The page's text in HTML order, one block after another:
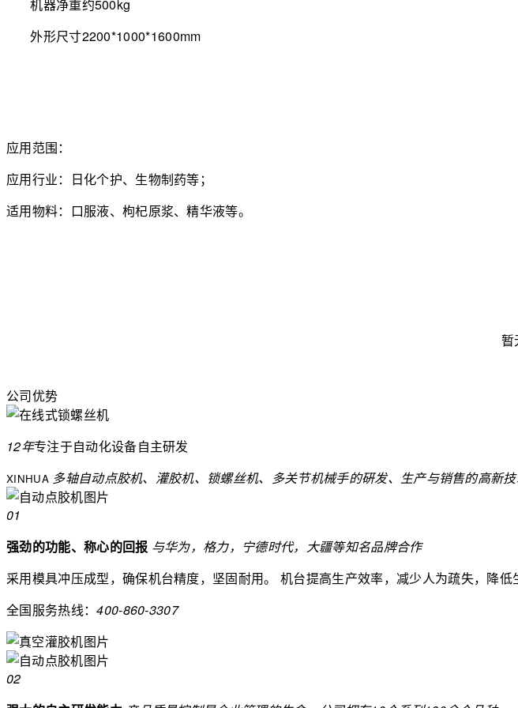
机器净重约500kg
外形尺寸2200*1000*1600mm
应用范围：
应用行业：日化个护、生物制药等；
适用物料：口服液、枸杞原浆、精华液等。
暂
公司优势
12年专注于自动化设备自主研发
XINHUA 多轴自动点胶机、灌胶机、锁螺丝机、多关节机械手的硏发、生产与销售的高新
01
强劲的功能、称心的回报 与华为，格力，宁德时代，大疆等知名品牌合作
采用模具冲压成型，确保机台精度，坚固耐用。
机台提高生产效率，减少人为疏失，降低
全国服务热线：400-860-3307
02